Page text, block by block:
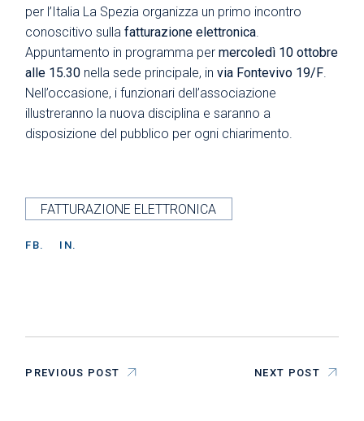
per l’Italia La Spezia organizza un primo incontro
conoscitivo sullafatturazione elettronica
Appuntamento in programma permercoledì 10 ottobre
alle 15.30 nella sede principale, invia Fontevivo 19/F
Nell’occasione, i funzionari dell’associazione
illustreranno la nuova disciplina e saranno a
disposizione del pubblico per ogni chiarimento.
FATTURAZIONE ELETTRONICA
FB. IN.
PREVIOUS POST NEXT POST